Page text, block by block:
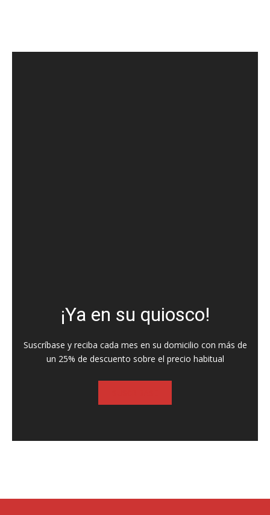
¡Ya en su quiosco!
Suscríbase y reciba cada mes en su domicilio con más de
un 25% de descuento sobre el precio habitual